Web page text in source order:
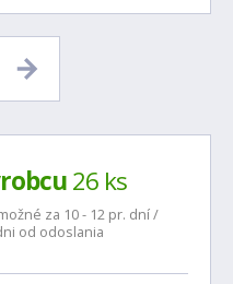
26 ks
za 10 - 12 pr. dní /
od odoslania